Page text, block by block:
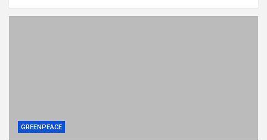
GREENPEACE